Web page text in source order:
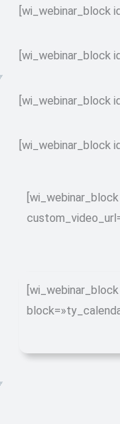
[wi_webinar_block
[wi_webinar_block
[wi_webinar_block
[wi_webinar_block
[wi_webinar_block